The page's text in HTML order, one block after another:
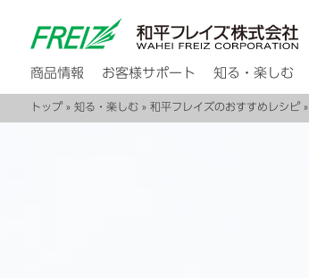
商品情報 お客様サポート 知る・楽しむ
トップ» 知る・楽しむ» 和平フレイズのおすすめレシピ»